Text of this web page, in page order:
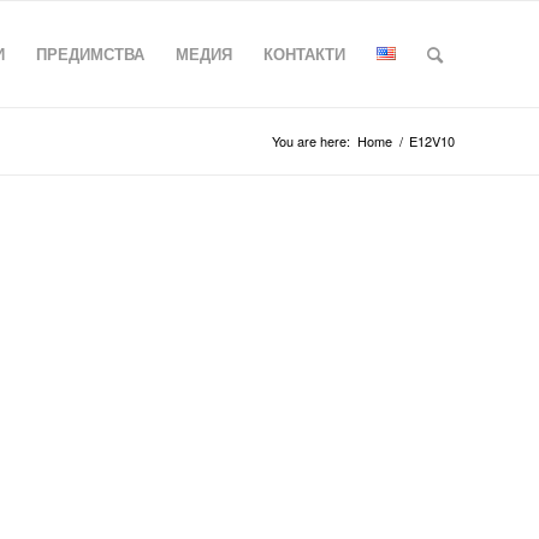
ПРЕДИМСТВА МЕДИЯ КОНТАКТИ
You are here: Home / E12V10